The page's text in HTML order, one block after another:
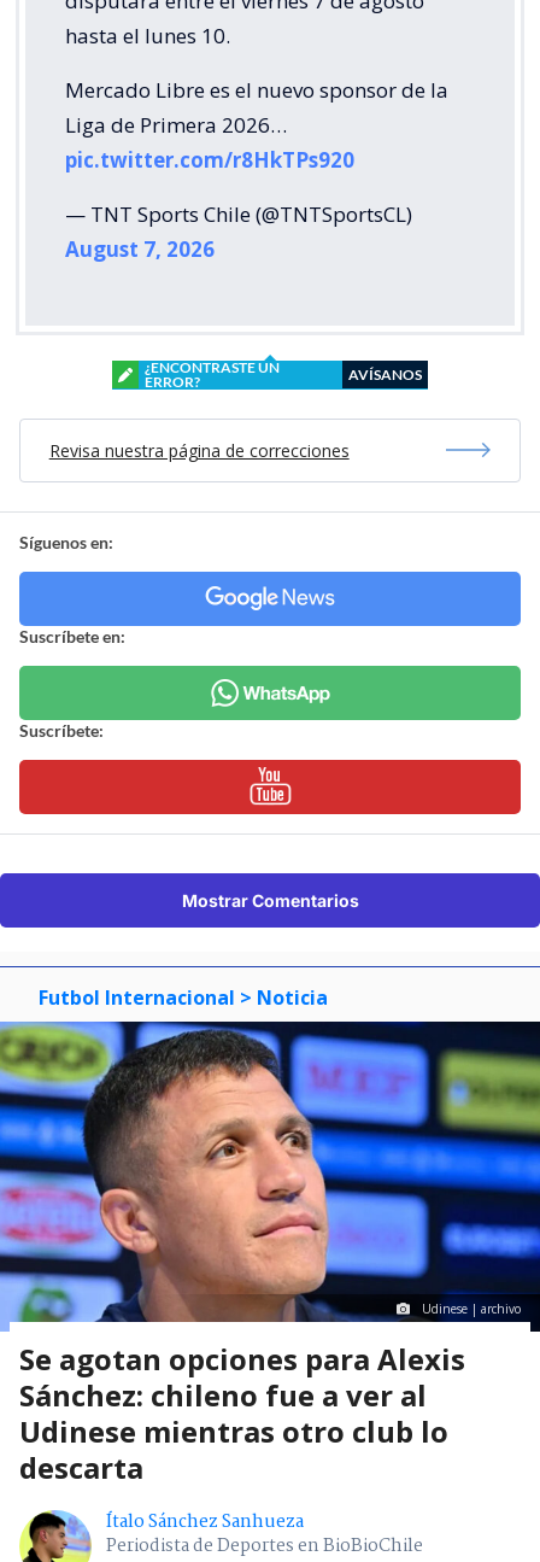
hasta el lunes 10.
Mercado Libre es el nuevo sponsor de la
Liga de Primera 2026…
pic.twitter.com/r8HkTPs920
— TNT Sports Chile (@TNTSportsCL)
August 7, 2026
¿ENCONTRASTE UN
ERROR?
AVÍSANOS
Revisa nuestra página de correcciones
Síguenos en:
Suscríbete en:
Suscríbete:
Mostrar Comentarios
Futbol Internacional > Noticia
Udinese | archivo
Se agotan opciones para Alexis
Sánchez: chileno fue a ver al
Udinese mientras otro club lo
descarta
Ítalo Sánchez Sanhueza
Periodista de Deportes en BioBioChile